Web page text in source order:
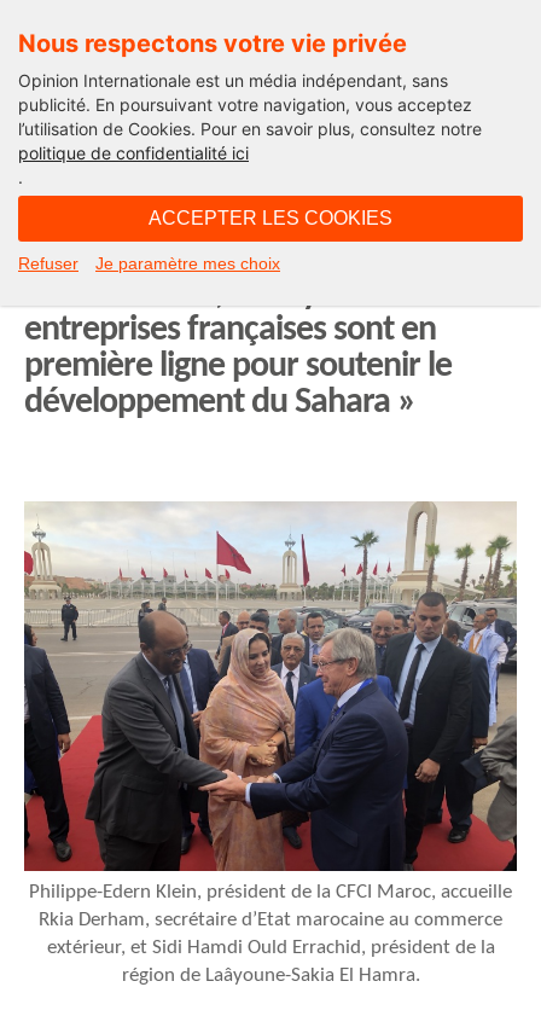
Nous respectons votre vie privée
Opinion Internationale est un média indépendant, sans
publicité. En poursuivant votre navigation, vous acceptez
l’utilisation de Cookies. Pour en savoir plus, consultez notre
politique de confidentialité ici
.
ACCEPTER LES COOKIES
Refuser Je paramètre mes choix
Afriques demain
Philippe-Edern Klein, président de
entreprises françaises sont en
première ligne pour soutenir le
développement du Sahara »
Philippe-Edern Klein, président de la CFCI Maroc, accueille
Rkia Derham, secrétaire d’Etat marocaine au commerce
extérieur, et Sidi Hamdi Ould Errachid, président de la
région de Laâyoune-Sakia El Hamra.